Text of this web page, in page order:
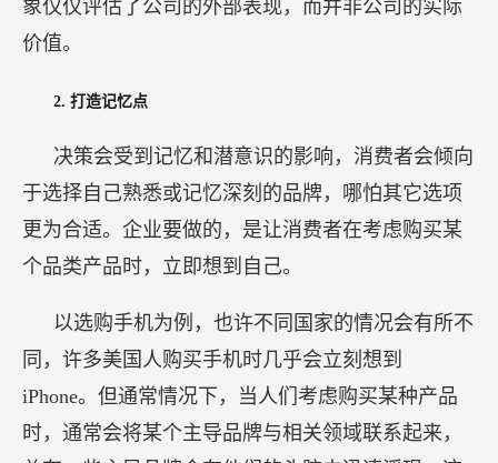
以选购手机为例，也许不同国家的情况会有所不
同，许多美国人购买手机时几乎会立刻想到
iPhone。但通常情况下，当人们考虑购买某种产品
总有一些主导品牌会在他们的头脑中迅速浮现，这
就是品牌的强大影响力。
有时会我们用这样的说法来评判品牌的成功程
一个通用词汇。比如，你可能会说：“我正在谷歌上
搜索一些信息”，在这里“谷歌”这个品牌名称已经变
成了一个代表搜索的通用词汇，这显示了品牌的成
功之处。